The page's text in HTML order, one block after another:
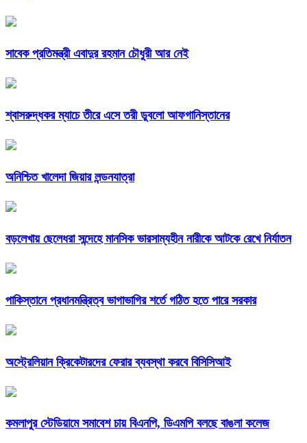
সাবেক প্রতিমন্ত্রী এবাদুর রহমান চৌধুরী আর নেই
শ্বাসরুদ্ধকর ম্যাচে তীরে এসে তরী ডুবলো আফগানিস্তানের
অনিশ্চিত খালেদা জিয়ার লন্ডনযাত্রা
বড়লেখায় ছেলেধরা সন্দেহে মানসিক ভারসাম্যহীন নারীকে আটকে রেখে নির্যাতন
পাকিস্তানে প্রধানমন্ত্রিত্ব ভাগাভাগির শর্তে গঠিত হতে পারে সরকার
অস্ট্রেলিয়ান ক্রিকেটারদের ফেরার ব্যবস্থা করবে বিসিসিআই
কমলাপুর স্টেডিয়ামে সমাবেশ চায় বিএনপি, ডিএমপি বলছে বাঙলা কলেজ